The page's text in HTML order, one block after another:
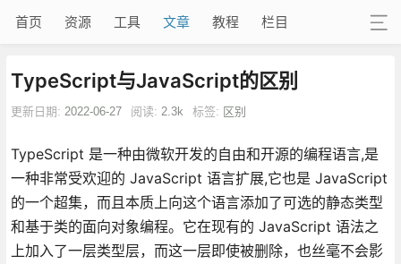
首页 资源 工具 文章 教程 栏目
TypeScript与JavaScript的区别
更新日期: 2022-06-27 阅读: 2.3k 标签: 区别
TypeScript 是一种由微软开发的自由和开源的编程语言,是
一种非常受欢迎的 JavaScript 语言扩展,它也是 JavaScript
的一个超集，而且本质上向这个语言添加了可选的静态类型
和基于类的面向对象编程。它在现有的 JavaScript 语法之
上加入了一层类型层，而这一层即使被删除，也丝毫不会影